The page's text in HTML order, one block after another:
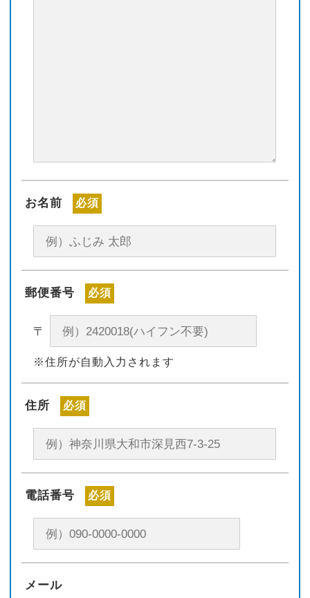
お名前 必須
郵便番号 必須
〒
※住所が自動入力されます
住所 必須
電話番号 必須
メール